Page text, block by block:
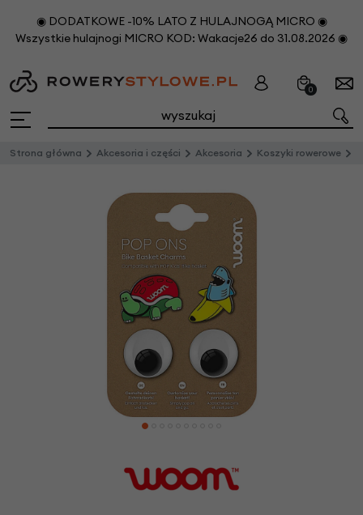
◉ DODATKOWE -10% LATO Z HULAJNOGĄ MICRO ◉
Wszystkie hulajnogi MICRO KOD: Wakacje26 do 31.08.2026 ◉
0
Strona główna Akcesoria i części Akcesoria Koszyki rowerowe